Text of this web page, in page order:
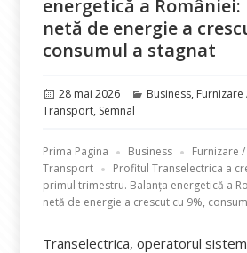
energetică a
netă de energie a
consumul a stagnat
Publicat
pe
28 mai 2026 Categorii
Business,
Transport, Semnal
Prima Pagina Business
Furnizare
Transport
Profitul Transelectrica a
primul trimestru. Balanţa energetică a
netă de energie a crescut cu 9%,
Transelectrica, operatorul